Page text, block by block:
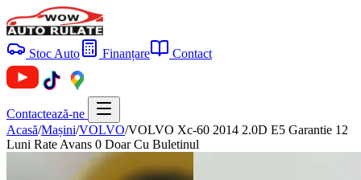
Stoc Auto Finanțare Contact
Contactează-ne
Acasă/Mașini/VOLVO/VOLVO Xc-60 2014 2.0D E5 Garantie 12
Luni Rate Avans 0 Doar Cu Buletinul